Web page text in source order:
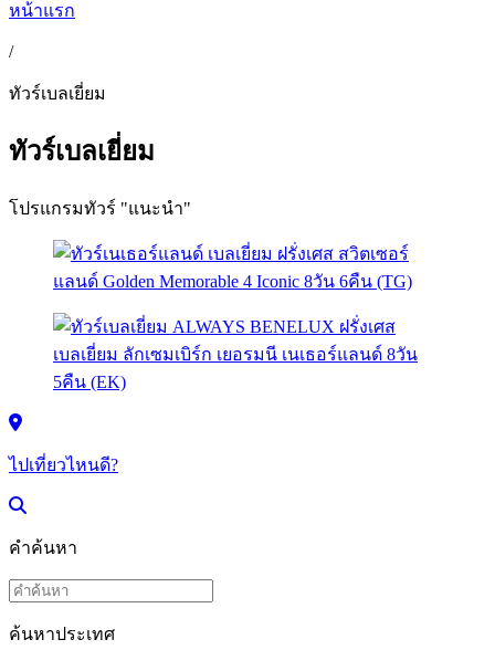
หน้าแรก
/
ทัวร์เบลเยี่ยม
ทัวร์เบลเยี่ยม
โปรแกรมทัวร์ "แนะนำ"
ไปเที่ยวไหนดี?
คำค้นหา
ค้นหาประเทศ